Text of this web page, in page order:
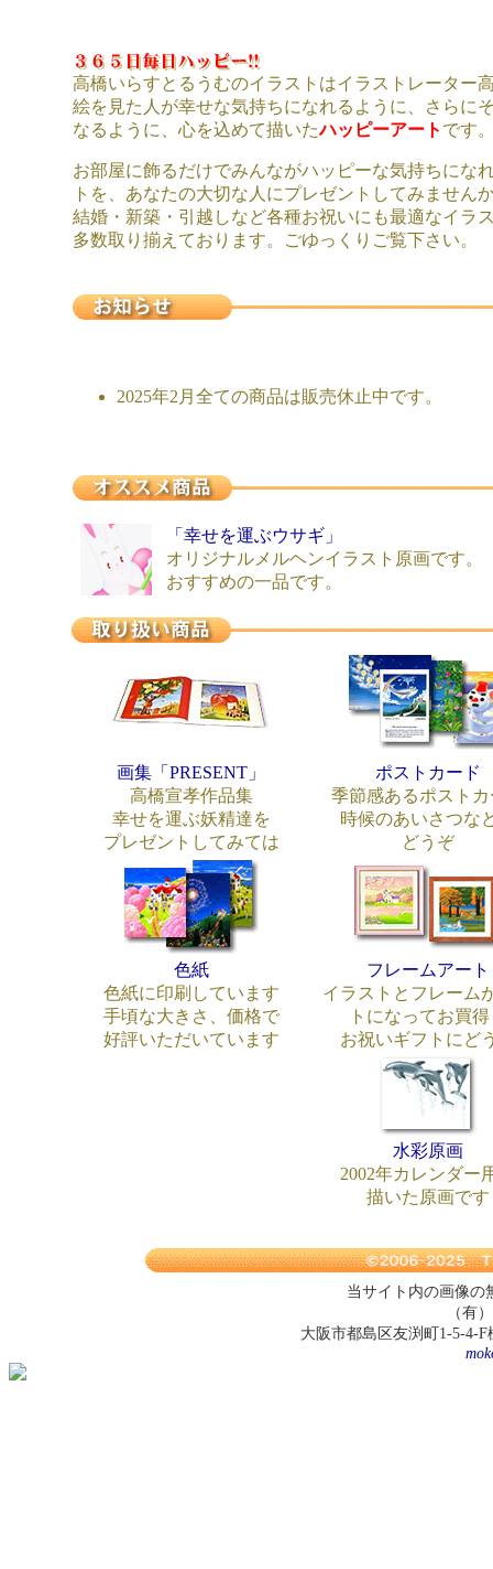
高橋いらすとるうむのイラストはイラストレーター
絵を見た人が幸せな気持ちになれるように、さらに
なるように、心を込めて描いたハッピーアート です
お部屋に飾るだけでみんながハッピーな気持ちにな
トを、あなたの大切な人にプレゼントしてみません
結婚・新築・引越しなど各種お祝いにも最適なイラ
多数取り揃えております。ごゆっくりご覧下さい。
2025年2月全ての商品は販売休止中です。
「幸せを運ぶウサギ」
オリジナルメルヘンイラスト原画です。
おすすめの一品です。
画集「PRESENT」
高橋宣孝作品集
幸せを運ぶ妖精達を
プレゼントしてみては
ポストカード
季節感あるポスト
時候のあいさつな
どうぞ
色紙
色紙に印刷しています
手頃な大きさ、価格で
好評いただいています
フレームアート
イラストとフレーム
トになってお買
お祝いギフトにど
水彩原画
2002年カレンダー
描いた原画です
当サイト内の画像の
（有
大阪市都島区友渕町1-5-4-F